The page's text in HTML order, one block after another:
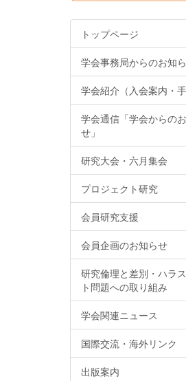
トップページ
学会事務局からのお知
学会紹介（入会案内・手
学会通信「学会からの
せ」
研究大会・六月集会
プロジェクト研究
会員研究支援
会員企画のお知らせ
研究倫理と差別・ハラ
ト問題への取り組み
学会関連ニュース
国際交流・海外リンク
出版案内